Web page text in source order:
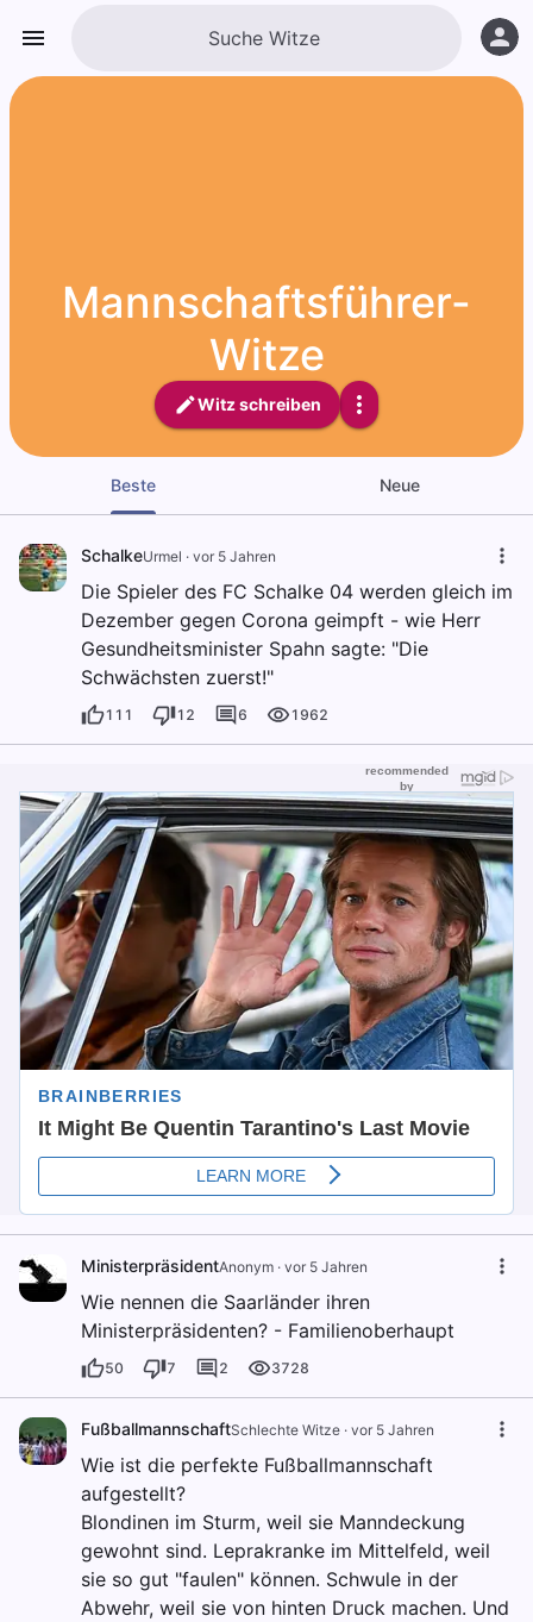
Mannschaftsführer-
Witze
Witz schreiben
Beste Neue
SchalkeUrmel · vor 5 Jahren
Die Spieler des FC Schalke 04 werden gleich im
Dezember gegen Corona geimpft - wie Herr
Gesundheitsminister Spahn sagte: "Die
Schwächsten zuerst!"
111 12 6 1962
MinisterpräsidentAnonym · vor 5 Jahren
Wie nennen die Saarländer ihren
Ministerpräsidenten? - Familienoberhaupt
50 7 2 3728
FußballmannschaftSchlechte Witze · vor 5 Jahren
Wie ist die perfekte Fußballmannschaft
aufgestellt?
Blondinen im Sturm, weil sie Manndeckung
gewohnt sind. Leprakranke im Mittelfeld, weil
sie so gut "faulen" können. Schwule in der
Abwehr, weil sie von hinten Druck machen. Und